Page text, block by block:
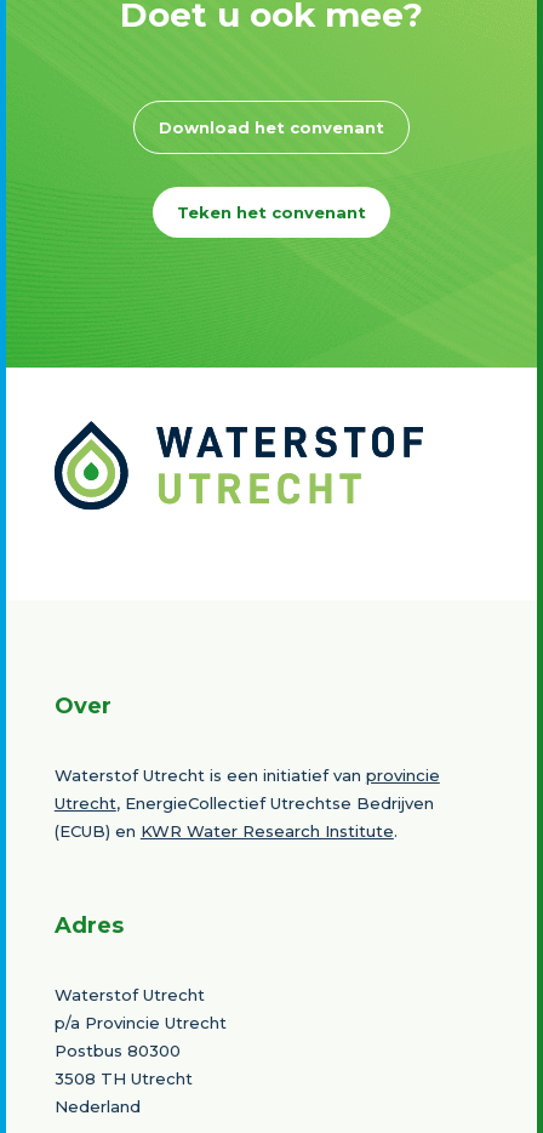
Doet u ook mee?
Download het convenant
Teken het convenant
Over
Waterstof Utrecht is een initiatief van provincie
Utrecht, EnergieCollectief Utrechtse Bedrijven
(ECUB) en KWR Water Research Institute.
Adres
Waterstof Utrecht
p/a Provincie Utrecht
Postbus 80300
3508 TH Utrecht
Nederland